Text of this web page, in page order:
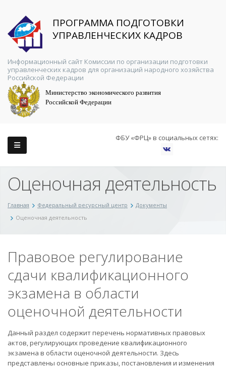
ПРОГРАММА ПОДГОТОВКИ
УПРАВЛЕНЧЕСКИХ КАДРОВ
Информационный сайт Комиссии по организации подготовки
управленческих кадров для организаций народного хозяйства
Российской Федерации
Министерство экономического развития
Российской Федерации
ФБУ «ФРЦ» в социальных сетях:
Оценочная деятельность
Главная Федеральный ресурсный центр
Документы
Оценочная деятельность
Правовое регулирование
сдачи квалификационного
экзамена в области
оценочной деятельности
Данный раздел содержит перечень нормативных правовых
актов, регулирующих проведение квалификационного
экзамена в области оценочной деятельности. Здесь
представлены основные приказы, постановления и изменения